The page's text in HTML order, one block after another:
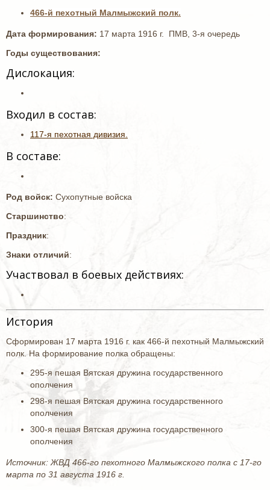
466-й пехотный Малмыжский полк.
Дата формирования: 17 марта 1916 г. ПМВ, 3-я очередь
Годы существования:
Дислокация:
Входил в состав:
117-я пехотная дивизия.
В составе:
Род войск: Сухопутные войска
Старшинство:
Праздник:
Знаки отличий:
Участвовал в боевых действиях:
История
Сформирован 17 марта 1916 г. как 466-й пехотный Малмыжский
полк. На формирование полка обращены:
295-я пешая Вятская дружина государственного
ополчения
298-я пешая Вятская дружина государственного
ополчения
300-я пешая Вятская дружина государственного
ополчения
Источник: ЖВД 466-го пехотного Малмыжского полка с 17-го
марта по 31 августа 1916 г.